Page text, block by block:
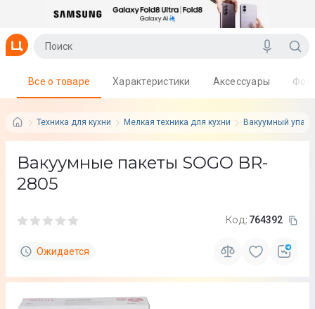
Техника для кухни Мелкая техника для кухни Вакуумный
Все о товаре Характеристики Аксессуары
Вакуумные пакеты SOGO BR-
2805
Код: 764392
Ожидается